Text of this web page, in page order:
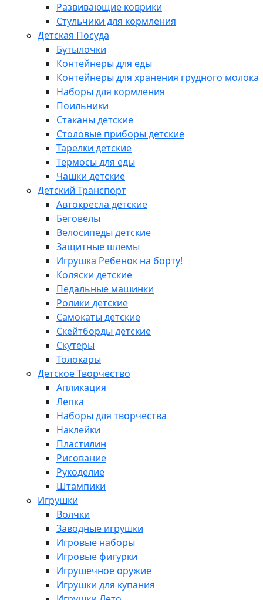
Развивающие коврики
Стульчики для кормления
Детская Посуда
Бутылочки
Контейнеры для еды
Контейнеры для хранения грудного молока
Наборы для кормления
Поильники
Стаканы детские
Столовые приборы детские
Тарелки детские
Термосы для еды
Чашки детские
Детский Транспорт
Автокресла детские
Беговелы
Велосипеды детские
Защитные шлемы
Игрушка Ребенок на борту!
Коляски детские
Педальные машинки
Ролики детские
Самокаты детские
Скейтборды детские
Скутеры
Толокары
Детское Творчество
Апликация
Лепка
Наборы для творчества
Наклейки
Пластилин
Рисование
Рукоделие
Штампики
Игрушки
Волчки
Заводные игрушки
Игровые наборы
Игровые фигурки
Игрушечное оружие
Игрушки для купания